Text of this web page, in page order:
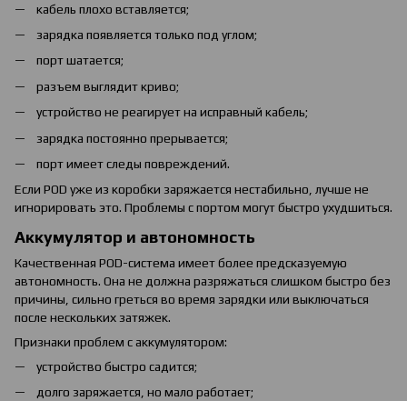
кабель плохо вставляется;
зарядка появляется только под углом;
порт шатается;
разъем выглядит криво;
устройство не реагирует на исправный кабель;
зарядка постоянно прерывается;
порт имеет следы повреждений.
Если POD уже из коробки заряжается нестабильно, лучше не
игнорировать это. Проблемы с портом могут быстро ухудшиться.
Аккумулятор и автономность
Качественная POD-система имеет более предсказуемую
автономность. Она не должна разряжаться слишком быстро без
причины, сильно греться во время зарядки или выключаться
после нескольких затяжек.
Признаки проблем с аккумулятором:
устройство быстро садится;
долго заряжается, но мало работает;